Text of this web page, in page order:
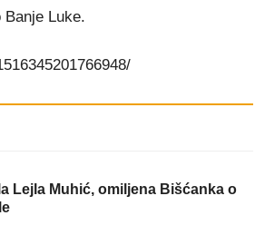
Luke.
Lejla Muhić, omiljena Bišćanka o